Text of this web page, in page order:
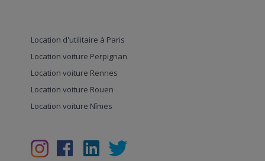
Location d'utilitaire à Paris
Location voiture Perpignan
Location voiture Rennes
Location voiture Rouen
Location voiture Nîmes